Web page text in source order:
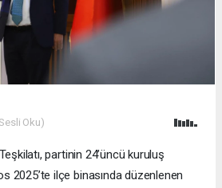
Oku)
partinin 24’üncü kuruluş
2025’te ilçe binasında düzenlenen